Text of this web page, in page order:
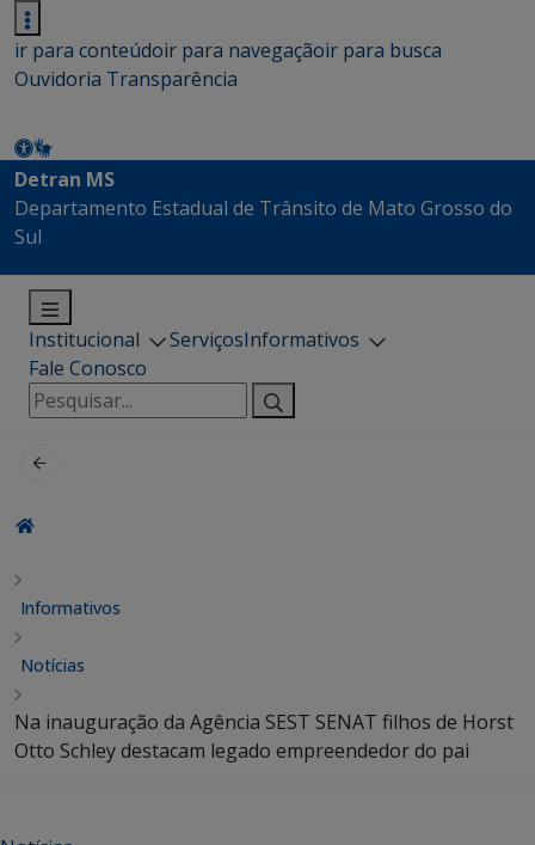
ir para conteúdoir para navegaçãoir para busca
Ouvidoria Transparência
Detran MS
Departamento Estadual de Trânsito de Mato Grosso do
Sul
Institucional ServiçosInformativos
Fale Conosco
Pesquisar
por:
Informativos
Notícias
Na inauguração da Agência SEST SENAT filhos de Horst
Otto Schley destacam legado empreendedor do pai